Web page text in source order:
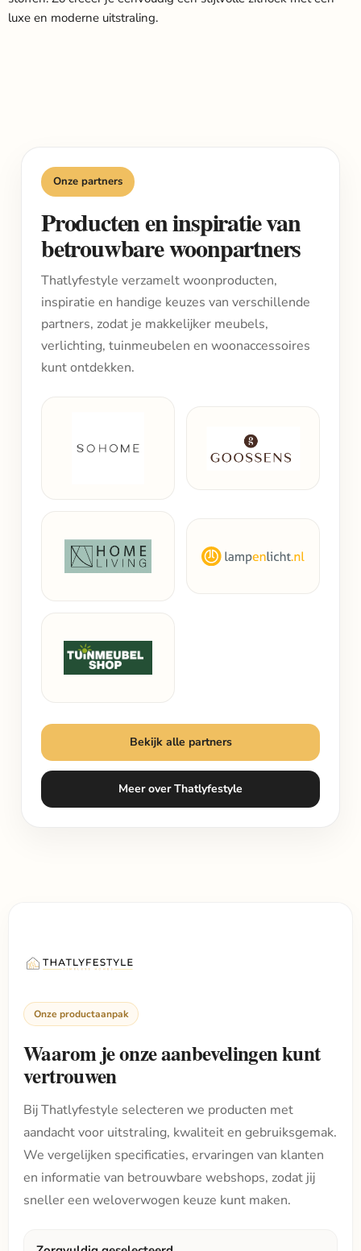
luxe en moderne uitstraling.
Onze partners
Producten en inspiratie van
betrouwbare woonpartners
Thatlyfestyle verzamelt woonproducten,
inspiratie en handige keuzes van verschillende
partners, zodat je makkelijker meubels,
verlichting, tuinmeubelen en woonaccessoires
kunt ontdekken.
Bekijk alle partners
Meer over Thatlyfestyle
Onze productaanpak
Waarom je onze aanbevelingen kunt
vertrouwen
Bij Thatlyfestyle selecteren we producten met
aandacht voor uitstraling, kwaliteit en gebruiksgemak.
We vergelijken specificaties, ervaringen van klanten
en informatie van betrouwbare webshops, zodat jij
sneller een weloverwogen keuze kunt maken.